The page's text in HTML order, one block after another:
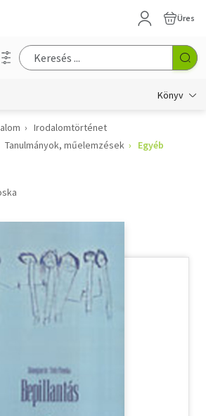
Üres
Könyv
Irodalomtörténet
Tanulmányok, műelemzések Egyéb